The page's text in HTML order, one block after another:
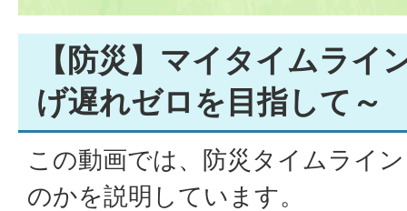
【防災】マイタイムライ
げ遅れゼロを目指して～
この動画では、防災タイムライ
のかを説明しています。